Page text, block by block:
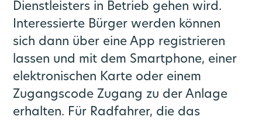
Dienstleisters in Betrieb gehen wird.
Interessierte Bürger werden können
sich dann über eine App registrieren
lassen und mit dem Smartphone, einer
elektronischen Karte oder einem
Zugangscode Zugang zu der Anlage
erhalten. Für Radfahrer, die das